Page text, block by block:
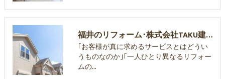
福井のリフォーム･株式会社TAKU建築工房のお客様の声
｢お客様が真に求めるサービスとはどうい
うものなのか｣｢一人ひとり異なるリフォー
ムの…